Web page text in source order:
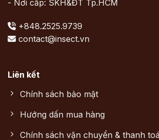
- Nơi cấp: SKH&ĐT Tp.HCM
+848.2525.9739
contact@insect.vn
Liên kết
Chính sách bảo mật
Hướng dấn mua hàng
Chính sách vận chuyển & thanh